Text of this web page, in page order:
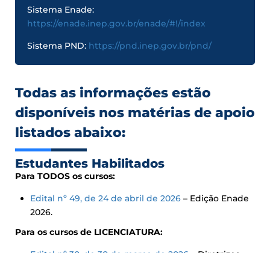
Sistema Enade:
https://enade.inep.gov.br/enade/#!/index
Sistema PND: https://pnd.inep.gov.br/pnd/
Todas as informações estão
disponíveis nos matérias de apoio
listados abaixo:
Estudantes Habilitados
Para TODOS os cursos:
Edital nº 49, de 24 de abril de 2026 – Edição Enade
2026.
Para os cursos de LICENCIATURA: